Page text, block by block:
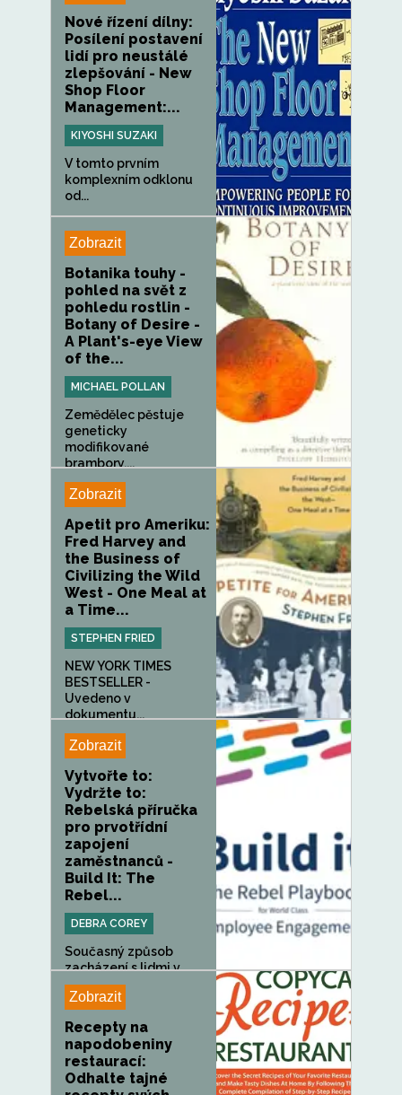
Nové řízení dílny:
Posílení postavení
lidí pro neustálé
zlepšování - New
Shop Floor
Management:...
KIYOSHI SUZAKI
V tomto prvním
komplexním odklonu
od...
Zobrazit
Botanika touhy -
pohled na svět z
pohledu rostlin -
Botany of Desire -
A Plant's-eye View
of the...
MICHAEL POLLAN
Zemědělec pěstuje
geneticky
modifikované
brambory,...
Zobrazit
Apetit pro Ameriku:
Fred Harvey and
the Business of
Civilizing the Wild
West - One Meal at
a Time...
STEPHEN FRIED
NEW YORK TIMES
BESTSELLER -
Uvedeno v
dokumentu...
Zobrazit
Vytvořte to:
Vydržte to:
Rebelská příručka
pro prvotřídní
zapojení
zaměstnanců -
Build It: The
Rebel...
DEBRA COREY
Současný způsob
zacházení s lidmi v
práci selhal...
Zobrazit
Recepty na
napodobeniny
restaurací:
Odhalte tajné